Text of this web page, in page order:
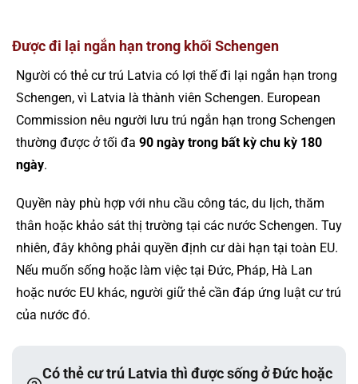
Được đi lại ngắn hạn trong khối Schengen
Người có thẻ cư trú Latvia có lợi thế đi lại ngắn hạn trong
Schengen, vì Latvia là thành viên Schengen. European
Commission nêu người lưu trú ngắn hạn trong Schengen
thường được ở tối đa 90 ngày trong bất kỳ chu kỳ 180
ngày.
Quyền này phù hợp với nhu cầu công tác, du lịch, thăm
thân hoặc khảo sát thị trường tại các nước Schengen. Tuy
nhiên, đây không phải quyền định cư dài hạn tại toàn EU.
Nếu muốn sống hoặc làm việc tại Đức, Pháp, Hà Lan
hoặc nước EU khác, người giữ thẻ cần đáp ứng luật cư trú
của nước đó.
Có thẻ cư trú Latvia thì được sống ở Đức hoặc